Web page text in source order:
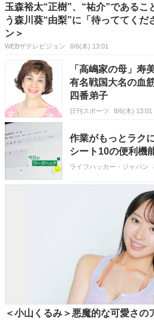
玉森裕太“正樹”、“祐介”である
う森川葵“由梨”に「待っててくだ
ン＞
WEBザテレビジョン 8/6(木) 13:01
「高嶋家の母」寿
有名戦国大名の血
四番弟子
日刊スポーツ 8/6(木) 13:01
作業がもっとラク
シート10の便利機
ライフハッカー・ジャパン
＜小山くるみ＞悪魔的な可愛さ